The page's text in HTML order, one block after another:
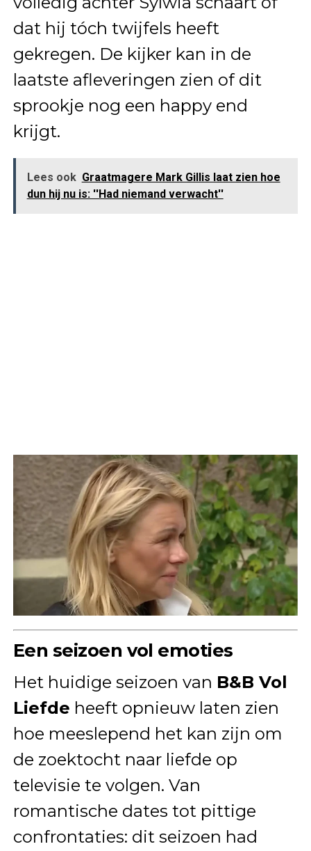
dat hij tóch twijfels heeft
gekregen. De kijker kan in de
laatste afleveringen zien of dit
sprookje nog een happy end
krijgt.
Lees ook Graatmagere Mark Gillis laat zien hoe
dun hij nu is: ''Had niemand verwacht''
Een seizoen vol emoties
Het huidige seizoen van B&B Vol
Liefde heeft opnieuw laten zien
hoe meeslepend het kan zijn om
de zoektocht naar liefde op
televisie te volgen. Van
romantische dates tot pittige
confrontaties: dit seizoen had